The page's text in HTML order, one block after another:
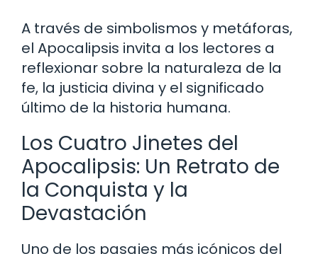
A través de simbolismos y metáforas,
el Apocalipsis invita a los lectores a
reflexionar sobre la naturaleza de la
fe, la justicia divina y el significado
último de la historia humana.
Los Cuatro Jinetes del
Apocalipsis: Un Retrato de
la Conquista y la
Devastación
Uno de los pasajes más icónicos del